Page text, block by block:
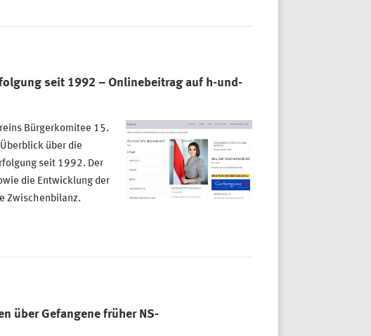
seit 1992 – Onlinebeitrag auf h-und-
Bürgerkomitee 15.
über die
seit 1992. Der
die Entwicklung der
Zwischenbilanz.
über Gefangene früher NS-